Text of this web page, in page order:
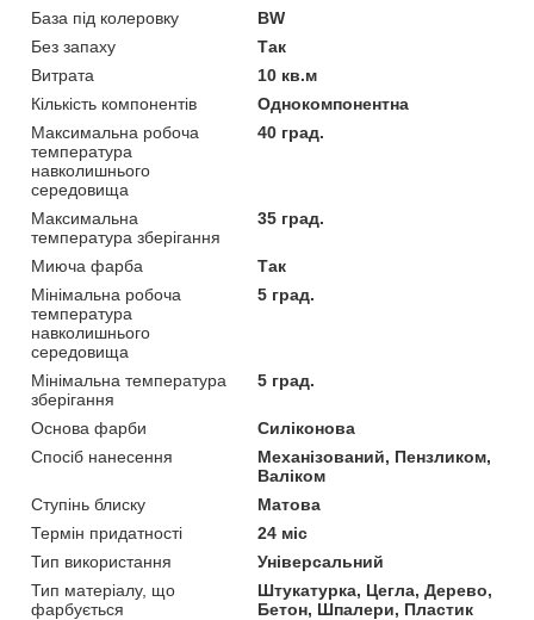
База під колеровку
BW
Без запаху
Так
Витрата
10 кв.м
Кількість компонентів
Однокомпонентна
Максимальна робоча
температура
навколишнього
середовища
40 град.
Максимальна
температура зберігання
35 град.
Миюча фарба
Так
Мінімальна робоча
температура
навколишнього
середовища
5 град.
Мінімальна температура
зберігання
5 град.
Основа фарби
Силіконова
Спосіб нанесення
Механізований, Пензликом,
Валіком
Ступінь блиску
Матова
Термін придатності
24 міс
Тип використання
Універсальний
Тип матеріалу, що
фарбується
Штукатурка, Цегла, Дерево,
Бетон, Шпалери, Пластик